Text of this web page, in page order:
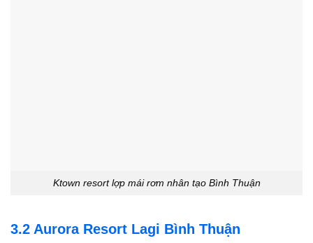
Ktown resort lợp mái rơm nhân tạo Bình Thuận
3.2 Aurora Resort Lagi Bình Thuận